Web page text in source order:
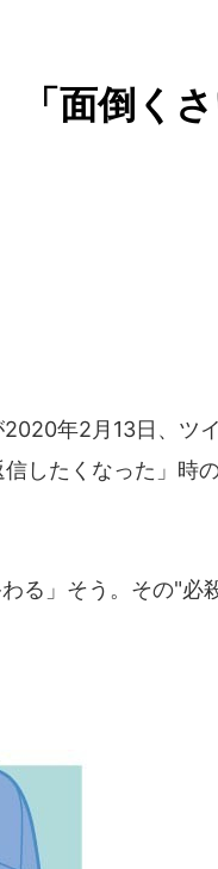
面倒く
年2月13日、ツ
したくなった」時
る」そう。その"必